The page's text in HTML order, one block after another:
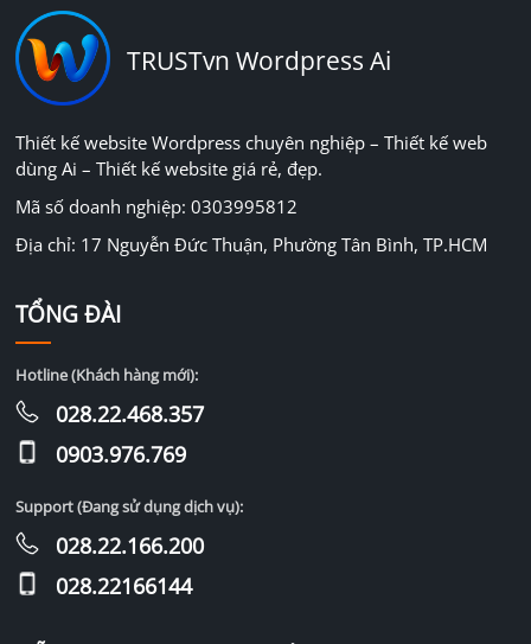
TRUSTvn Wordpress Ai
Thiết kế website Wordpress chuyên nghiệp – Thiết kế web
dùng Ai – Thiết kế website giá rẻ, đẹp.
Mã số doanh nghiệp: 0303995812
Địa chỉ: 17 Nguyễn Đức Thuận, Phường Tân Bình, TP.HCM
TỔNG ĐÀI
Hotline (Khách hàng mới):
028.22.468.357
0903.976.769
Support (Đang sử dụng dịch vụ):
028.22.166.200
028.22166144